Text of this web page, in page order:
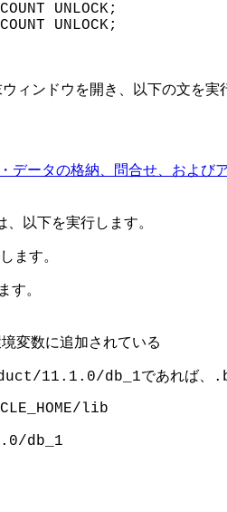
UNLOCK;
UNLOCK;
ィンドウを開き、以下の文を実
データの格納、問合せ、および
以下を実行します。
ます。
す。
変数に追加されている
11.1.0/db_1であれば、
lib
db_1